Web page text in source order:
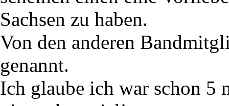
Sachsen zu haben.
Von den anderen
genannt.
Ich glaube ich war schon 5